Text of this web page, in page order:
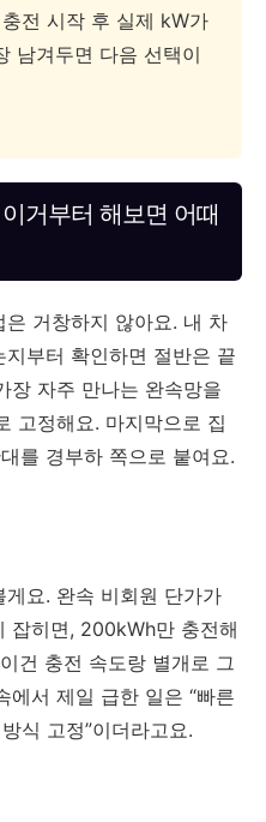
전 시작 후 실제 kW가
남겨두면 다음 선택이
거부터 해보면 어때
거창하지 않아요. 내 차
부터 확인하면 절반은 끝
장 자주 만나는 완속망을
고정해요. 마지막으로 집
를 경부하 쪽으로 붙여요.
요. 완속 비회원 단가가
잡히면, 200kWh만 충전해
건 충전 속도랑 별개로 그
에서 제일 급한 일은 “빠른
식 고정”이더라고요.